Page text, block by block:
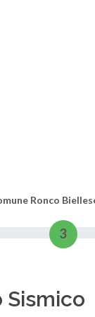
Ronco
3
Sismico